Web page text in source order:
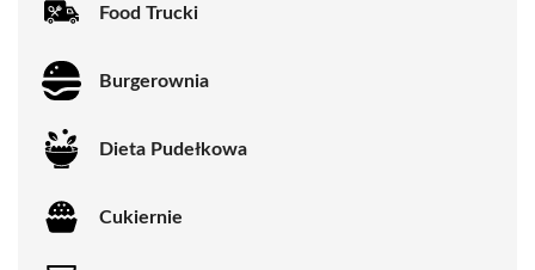
Food Trucki
Burgerownia
Dieta Pudełkowa
Cukiernie